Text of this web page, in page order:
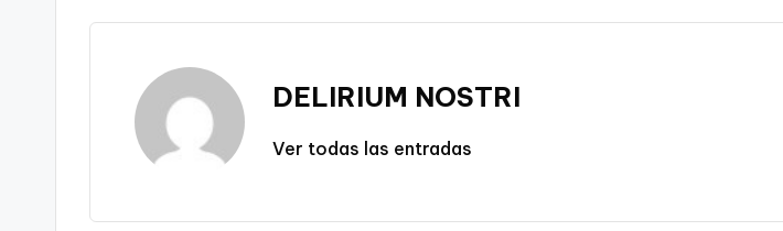
DELIRIUM NOSTRI
Ver todas las entradas